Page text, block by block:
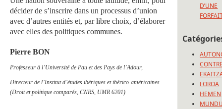
décider de s’inscrire dans un processus d’union
avec d’autres entités et, par libre choix, d’élaborer
avec elles des politiques communes.
Pierre BON
Professeur à l’Université de Pau et des Pays de l’Adour,
Directeur de l’Institut d’études ibériques et ibérico-américaines
(Droit et politique comparés, CNRS, UMR 6201)
D’UNE
FOROA
HEMEN